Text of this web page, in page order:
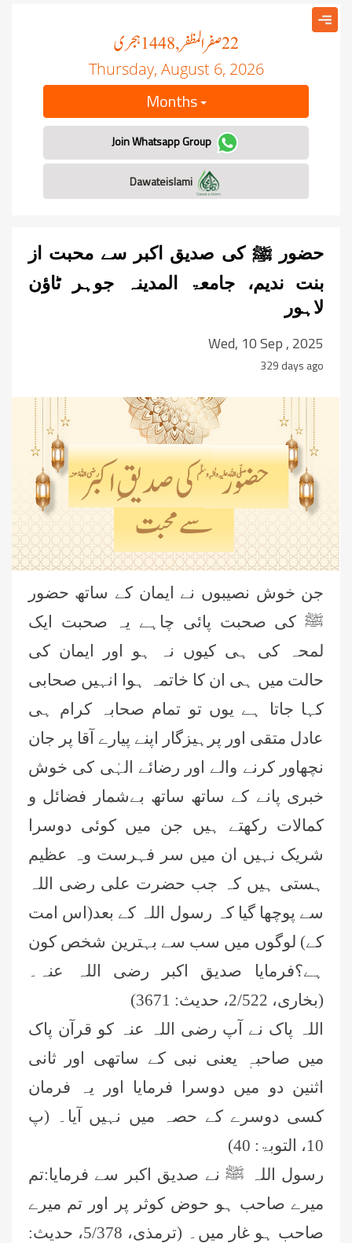
22صفر المظفر, 1448 ہجری
Thursday, August 6, 2026
Months
Join Whatsapp Group
حضور ﷺ کی صدیق اکبر سے محبت از
بنت ندیم، جامعۃ المدینہ جوہر ٹاؤن
لاہور
Wed, 10 Sep , 2025
329 days ago
جن خوش نصیبوں نے ایمان کے ساتھ حضور
ﷺ کی صحبت پائی چاہے یہ صحبت ایک
لمحہ کی ہی کیوں نہ ہو اور ایمان کی
حالت میں ہی ان کا خاتمہ ہوا انہیں صحابی
کہا جاتا ہے یوں تو تمام صحابہ کرام ہی
عادل متقی اور پرہیزگار اپنے پیارے آقا پر جان
نچھاور کرنے والے اور رضائے الہٰی کی خوش
خبری پانے کے ساتھ ساتھ بےشمار فضائل و
کمالات رکھتے ہیں جن میں کوئی دوسرا
شریک نہیں ان میں سر فہرست وہ عظیم
ہستی ہیں کہ جب حضرت علی رضی اللہ
سے پوچھا گیا کہ رسول اللہ کے بعد(اس امت
کے) لوگوں میں سب سے بہترین شخص کون
ہے؟فرمایا صدیق اکبر رضی اللہ عنہ۔
(بخاری، 2/522، حدیث: 3671)
اللہ پاک نے آپ رضی اللہ عنہ کو قرآن پاک
میں صاحبہٖ یعنی نبی کے ساتھی اور ثانی
اثنین دو میں دوسرا فرمایا اور یہ فرمان
کسی دوسرے کے حصہ میں نہیں آیا۔ (پ
10، التوبۃ: 40)
رسول اللہ ﷺ نے صدیق اکبر سے فرمایا:تم
میرے صاحب ہو حوض کوثر پر اور تم میرے
صاحب ہو غار میں۔ (ترمذی، 5/378، حدیث: